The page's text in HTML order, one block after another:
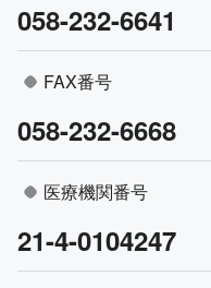
058-232-6641
FAX番号
058-232-6668
医療機関番号
21-4-0104247